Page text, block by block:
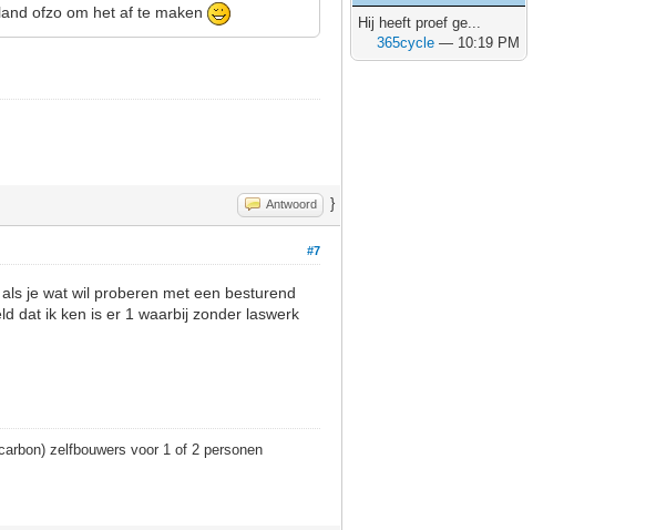
ofzo om het af te maken
Antwoord }
#7
je wat wil proberen met een besturend
dat ik ken is er 1 waarbij zonder laswerk
zelfbouwers voor 1 of 2 personen
Hij heeft proef ge...
365cycle — 10:19 PM